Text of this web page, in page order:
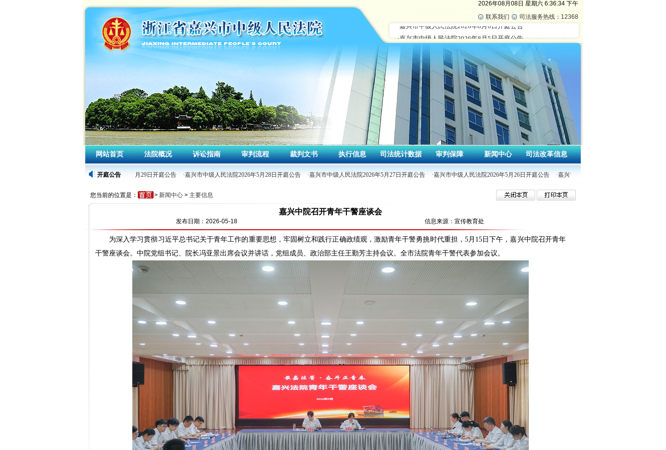
2026年08月08日 星期六 6:36:35 下午
联系我们
司法服务热线：12368
网站首页 法院概况 诉讼指南 审判流程 裁判文书 执行信息 司法统计数据 审判保障 新闻中心 司法改革信息
开庭公告
·嘉兴市中级人民法院2026年5月29日开庭公告 ·嘉兴市中级人民法院2026年5月28日开庭公告 ·嘉兴市中级人民法院2026年5月27日开庭公告 ·嘉兴市中级人民法院2026年5月26日开庭公告 ·嘉兴市中级人民法院2026年5月25日开庭公
您当前的位置是： > 新闻中心 > 主要信息
嘉兴中院召开青年干警座谈会
发布日期：2026-05-18 信息来源：宣传教育处
为深入学习贯彻习近平总书记关于青年工作的重要思想，牢固树立和践行正确政绩观，激励青年干警勇挑时代重担，5月15日下午，嘉兴中院召开青年
干警座谈会。中院党组书记、院长冯亚景出席会议并讲话，党组成员、政治部主任王勤芳主持会议。全市法院青年干警代表参加会议。